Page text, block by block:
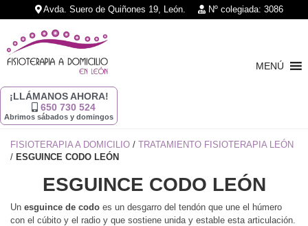
Avda. Suero de Quiñones 19, León. Nº colegiada: 3086
MENÚ
¡LLÁMANOS AHORA!
650 730 524
Abrimos sábados y domingos
FISIOTERAPIA A DOMICILIO /
TRATAMIENTO FISIOTERAPIA LEÓN
/ ESGUINCE CODO LEÓN
ESGUINCE CODO LEÓN
Un esguince de codo es un desgarro del tendón que une el húmero
con el cúbito y el radio y que sostiene unida y estable esta articulación.